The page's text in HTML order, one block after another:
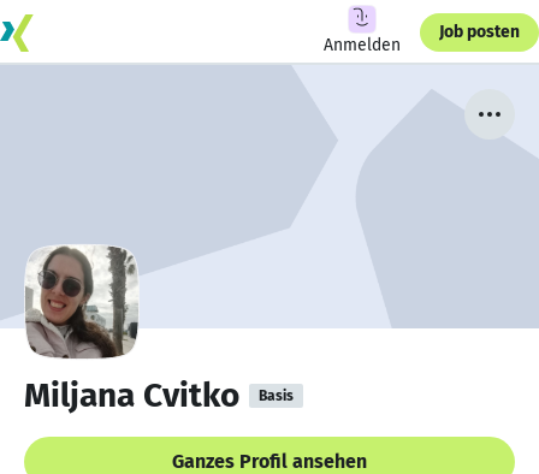
Anmelden
Job posten
Miljana Cvitko Basis
Ganzes Profil ansehen